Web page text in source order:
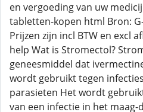
en vergoeding van uw
tabletten-kopen html Bron:
Prijzen zijn incl BTW en excl
help Wat is Stromectol?
geneesmiddel dat
wordt gebruikt tegen
parasieten Het wordt
van een infectie in het